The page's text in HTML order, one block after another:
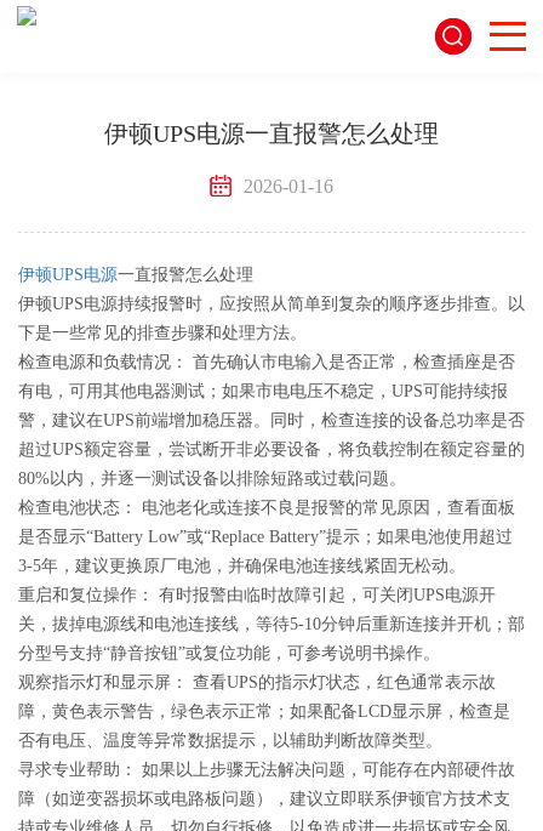
伊顿UPS电源一直报警怎么处理
2026-01-16
伊顿UPS电源一直报警怎么处理
伊顿UPS电源持续报警时，应按照从简单到复杂的顺序逐步排查。以
下是一些常见的排查步骤和处理方法。
‌检查电源和负载情况：‌ 首先确认市电输入是否正常，检查插座是否
有电，可用其他电器测试；如果市电电压不稳定，UPS可能持续报
警，建议在UPS前端增加稳压器。同时，检查连接的设备总功率是否
超过UPS额定容量，尝试断开非必要设备，将负载控制在额定容量的
80%以内，并逐一测试设备以排除短路或过载问题。‌
‌检查电池状态：‌ 电池老化或连接不良是报警的常见原因，查看面板
是否显示“Battery Low”或“Replace Battery”提示；如果电池使用超过
3-5年，建议更换原厂电池，并确保电池连接线紧固无松动。‌
‌重启和复位操作：‌ 有时报警由临时故障引起，可关闭UPS电源开
关，拔掉电源线和电池连接线，等待5-10分钟后重新连接并开机；部
分型号支持“静音按钮”或复位功能，可参考说明书操作。‌
‌观察指示灯和显示屏：‌ 查看UPS的指示灯状态，红色通常表示故
障，黄色表示警告，绿色表示正常；如果配备LCD显示屏，检查是
否有电压、温度等异常数据提示，以辅助判断故障类型。‌
‌寻求专业帮助：‌ 如果以上步骤无法解决问题，可能存在内部硬件故
障（如逆变器损坏或电路板问题），建议立即联系伊顿官方技术支